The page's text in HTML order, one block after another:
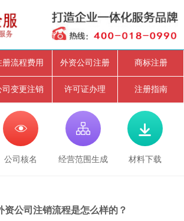
册流程费用 外资公司注册 商标注册
司变更注销 许可证办理 注册指南

公司核名

经营范围生成

材料下载
资公司注销流程是怎么样的？